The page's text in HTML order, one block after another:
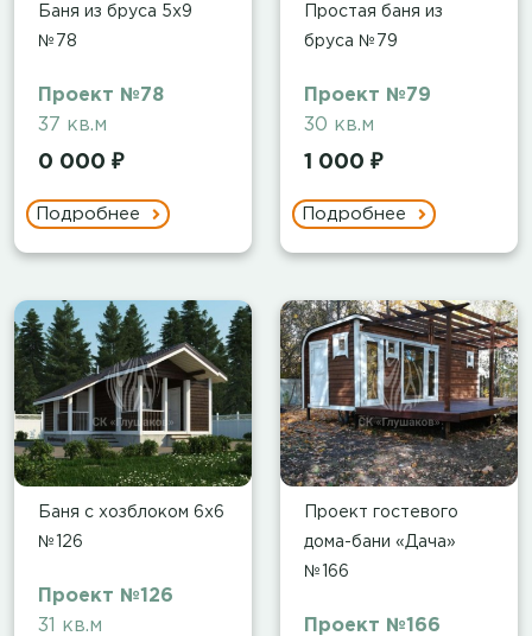
Баня из бруса 5х9
№78
Проект №78
37 кв.м
0 000 ₽
Подробнее
Простая баня из
бруса №79
Проект №79
30 кв.м
1 000 ₽
Подробнее
Баня с хозблоком 6х6
№126
Проект №126
31 кв.м
Проект гостевого
дома-бани «Дача»
№166
Проект №166